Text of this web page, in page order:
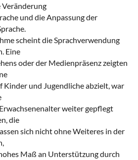
und die Anpassung der
scheint die Sprachverwendung
Eine
oder der Medienpräsenz zeigten
Kinder und Jugendliche abzielt, war
weiter gepflegt
die
sich nicht ohne Weiteres in der
Maß an Unterstützung durch